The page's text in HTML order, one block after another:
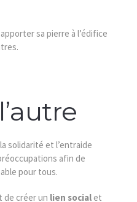
sa pierre à l’édifice
solidarité et l’entraide
afin de
pour tous.
de créer un lien socialet